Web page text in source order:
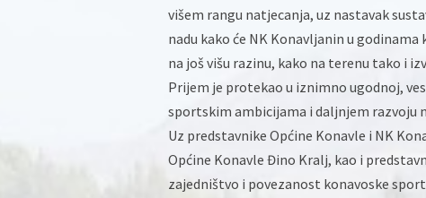
višem rangu natjecanja, uz nastavak
nadu kako će NK Konavljanin u
na još višu razinu, kako na terenu tako i
Prijem je protekao u iznimno ugodnoj,
sportskim ambicijama i daljnjem razvoju
Uz predstavnike Općine Konavle i NK
Općine Konavle Đino Kralj, kao i
zajedništvo i povezanost konavoske